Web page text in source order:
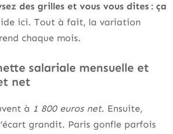
des grilles et vous vous dites : ça
ici. Tout à fait, la variation
chaque mois.
salariale mensuelle et
net
à 1 800 euros net. Ensuite,
grandit. Paris gonfle parfois